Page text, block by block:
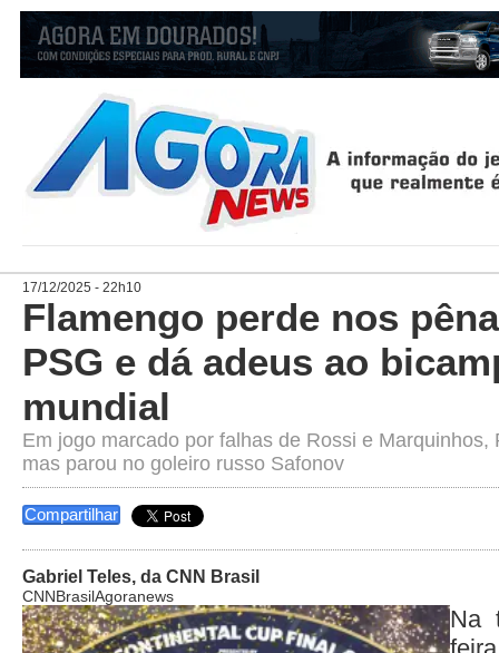
17/12/2025 - 22h10
Flamengo perde nos
PSG e dá adeus ao
mundial
Em jogo marcado por falhas de Rossi e Marquinhos,
mas parou no goleiro russo Safonov
Compartilhar
Gabriel Teles, da CNN Brasil
CNNBrasilAgoranews
Na